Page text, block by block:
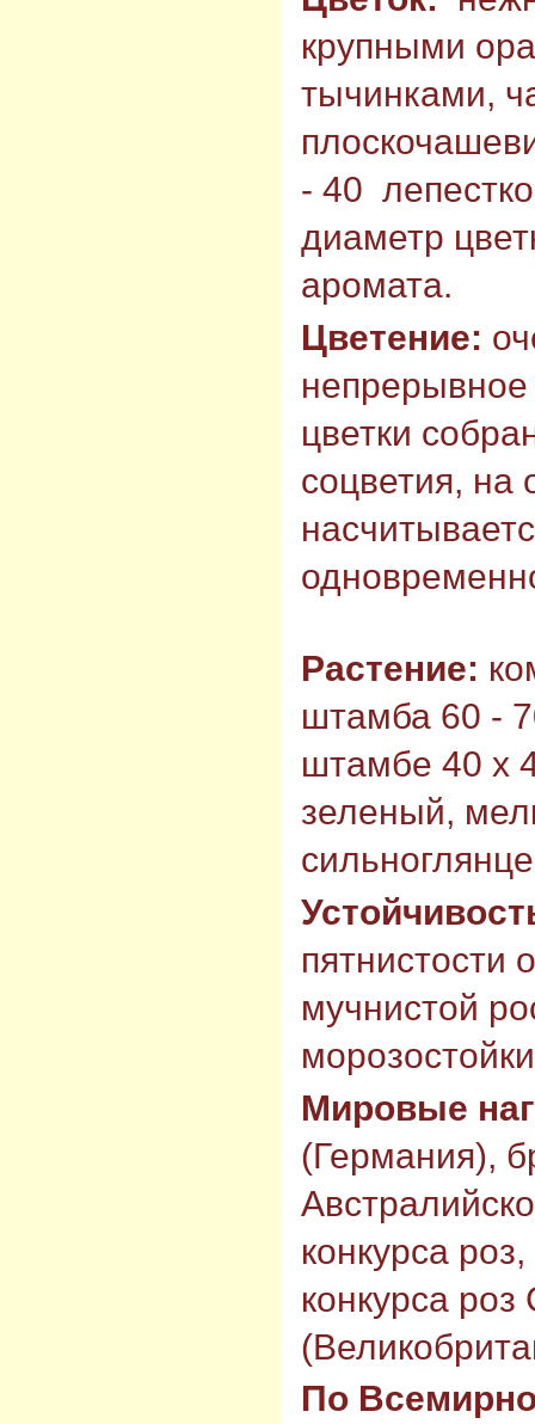
крупными
тычинками,
- 40
диаметр
аромата.
Цветение:
цветки
соцветия, на
Растение:
штамба 60 -
штамбе 40 х
зеленый,
пятнистости
мучнистой
Мировые
(Германия),
конкурса
конкурса
По